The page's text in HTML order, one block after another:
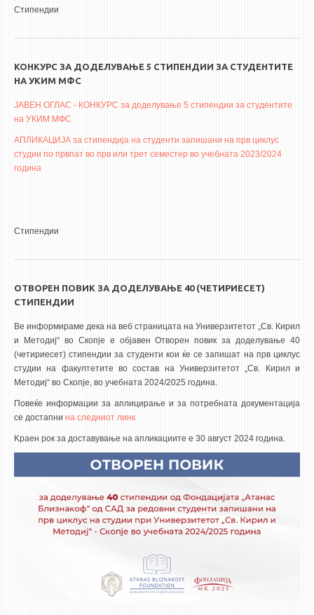
Стипендии
КОНКУРС ЗА ДОДЕЛУВАЊЕ 5 СТИПЕНДИИ ЗА СТУДЕНТИТЕ
НА УКИМ МФС
ЈАВЕН ОГЛАС - КОНКУРС за доделување 5 стипендии за студентите
на УКИМ МФС
АПЛИКАЦИЈА за стипендија на студенти запишани на прв циклус
студии по првпат во прв или трет семестер во учебната 2023/2024
година
Стипендии
ОТВОРЕН ПОВИК ЗА ДОДЕЛУВАЊЕ 40 (ЧЕТИРИЕСЕТ)
СТИПЕНДИИ
Ве информираме дека на веб страницата на Универзитетот „Св. Кирил
и Методиј“ во Скопје е објавен Отворен повик за доделување 40
(четириесет) стипендии за студенти кои ќе се запишат на прв циклус
студии на факултетите во состав на Универзитетот „Св. Кирил и
Методиј“ во Скопје, во учебната 2024/2025 година.
Повеќе информации за аплицирање и за потребната документација
се достапни на следниот линк
Kраен рок за доставување на апликациите е 30 август 2024 година.